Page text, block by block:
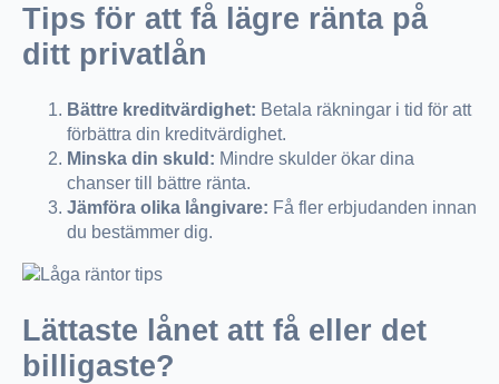
Tips för att få lägre ränta på
ditt privatlån
Bättre kreditvärdighet: Betala räkningar i tid för att
förbättra din kreditvärdighet.
Minska din skuld: Mindre skulder ökar dina
chanser till bättre ränta.
Jämföra olika långivare: Få fler erbjudanden innan
du bestämmer dig.
Lättaste lånet att få eller det
billigaste?